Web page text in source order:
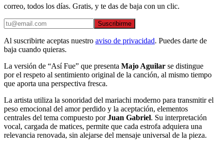
correo, todos los días. Gratis, y te das de baja con un clic.
Suscribirme
Al suscribirte aceptas nuestro aviso de privacidad. Puedes darte de
baja cuando quieras.
La versión de “Así Fue” que presenta Majo Aguilar se distingue
por el respeto al sentimiento original de la canción, al mismo tiempo
que aporta una perspectiva fresca.
La artista utiliza la sonoridad del mariachi moderno para transmitir el
peso emocional del amor perdido y la aceptación, elementos
centrales del tema compuesto porJuan Gabriel. Su interpretación
vocal, cargada de matices, permite que cada estrofa adquiera una
relevancia renovada, sin alejarse del mensaje universal de la pieza.